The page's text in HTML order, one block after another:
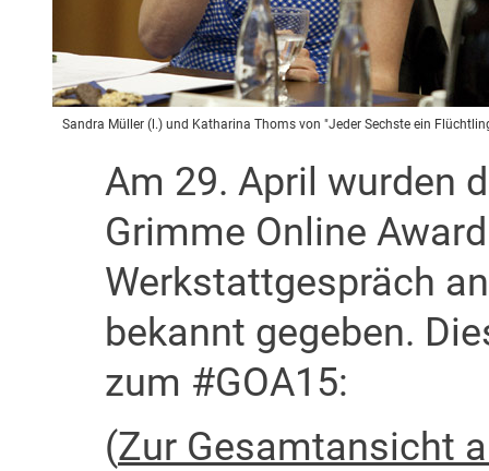
Sandra Müller (l.) und Katharina Thoms von "Jeder Sechste ein
Am 29. April wurden
Grimme Online
Werkstattgespräch
bekannt gegeben.
zum #GOA15:
(Zur Gesamtansicht